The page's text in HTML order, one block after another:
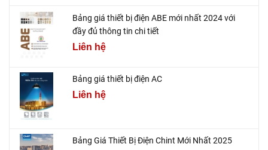
Bảng giá thiết bị điện ABE mới nhất 2024 với
đầy đủ thông tin chi tiết
Liên hệ
Bảng giá thiết bị điện AC
Liên hệ
Bảng Giá Thiết Bị Điện Chint Mới Nhất 2025